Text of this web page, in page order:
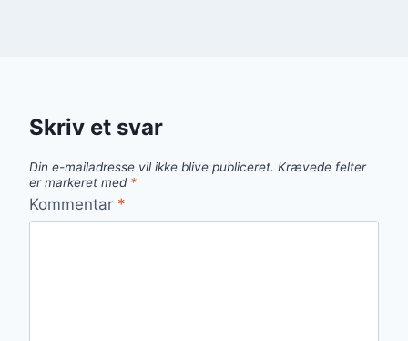
Skriv et svar
Din e-mailadresse vil ikke blive publiceret. Krævede felter
er markeret med *
Kommentar *